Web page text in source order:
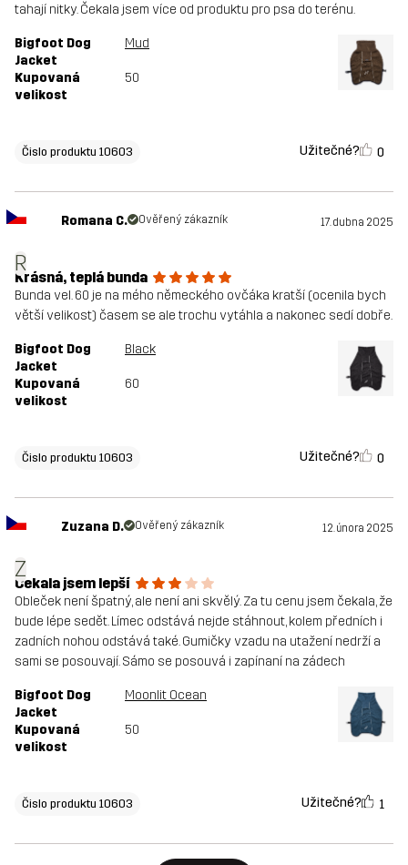
tahají nitky. Čekala jsem více od produktu pro psa do terénu.
Bigfoot Dog
Jacket
Mud
Kupovaná
velikost
50
Čislo produktu 10603 Užitečné? 0
R
Romana C. Ověřený zákazník 17. dubna 2025
Krásná, teplá bunda
Bunda vel. 60 je na mého německého ovčáka kratší (ocenila bych
větší velikost) časem se ale trochu vytáhla a nakonec sedí dobře.
Bigfoot Dog
Jacket
Black
Kupovaná
velikost
60
Čislo produktu 10603 Užitečné? 0
Z
Zuzana D. Ověřený zákazník 12. února 2025
Čekala jsem lepší
Obleček není špatný, ale není ani skvělý. Za tu cenu jsem čekala, že
bude lépe sedět. Límec odstává nejde stáhnout, kolem předních i
zadních nohou odstává také. Gumičky vzadu na utažení nedrží a
sami se posouvají. Sámo se posouvá i zapínaní na zádech
Bigfoot Dog
Jacket
Moonlit Ocean
Kupovaná
velikost
50
Čislo produktu 10603 Užitečné? 1